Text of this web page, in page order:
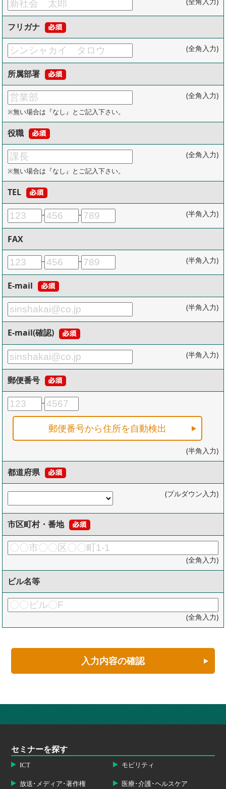
フリガナ
(全角入力)
所属部署
(全角入力)
※無い場合は『なし』とご記入下さい。
役職
(全角入力)
※無い場合は『なし』とご記入下さい。
TEL
- - (半角入力)
FAX
-
- (半角入力)
E-mail
(半角入力)
E-mail(確認)
(半角入力)
郵便番号
-
郵便番号から住所を自動検出
(半角入力)
都道府県
(プルダウン入力)
市区町村・番地
(全角入力)
ビル名等
(全角入力)
入力内容の確認
セミナーを探す
ICT モビリティ
放送･メディア･著作権 医療･介護･ヘルスケア